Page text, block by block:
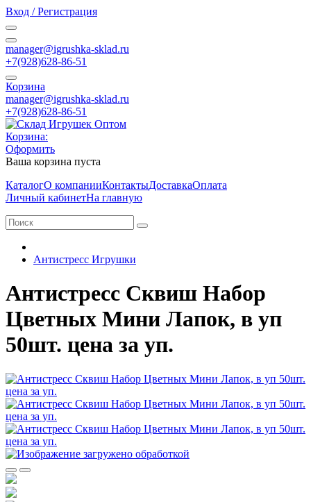
Вход / Регистрация
manager@igrushka-sklad.ru
+7(928)628-86-51
Корзина
manager@igrushka-sklad.ru
+7(928)628-86-51
Корзина:
Оформить
Ваша корзина пуста
КаталогО компанииКонтактыДоставкаОплата
Личный кабинетНа главную
Антистресс Игрушки
Антистресс Сквиш Набор
Цветных Мини Лапок, в уп
50шт. цена за уп.